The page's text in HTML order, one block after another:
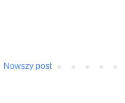
Nowszy post